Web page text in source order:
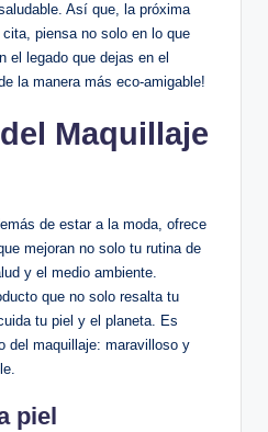
Así que, la próxima
piensa no solo en lo que
el legado que dejas en el
la manera más eco-amigable!
Maquillaje
de estar a la moda, ofrece
mejoran no solo tu rutina de
y el medio ambiente.
que no solo resalta tu
tu piel y el planeta. Es
del maquillaje: maravilloso y
piel